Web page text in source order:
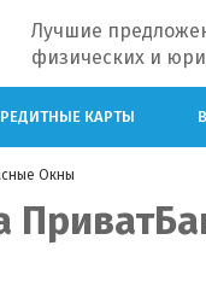
Лучшие
физических и
КАРТЫ
Окны